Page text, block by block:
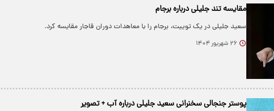
مقایسه تند جلیلی درباره برجام
سعید جلیلی در یک توییت، برجام را با معاهدات دوران قاجار مقایسه کرد.
۲۶ شهریور ۱۴۰۴
پوستر جنجالی سخنرانی سعید جلیلی درباره آب + تصویر